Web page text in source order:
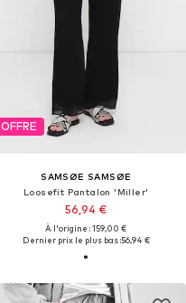
OFFRE
SAMSØE SAMSØE
Loosefit Pantalon 'Miller'
56,94 €
À l'origine : 159,00 €
Dernier prix le plus bas :56,94 €